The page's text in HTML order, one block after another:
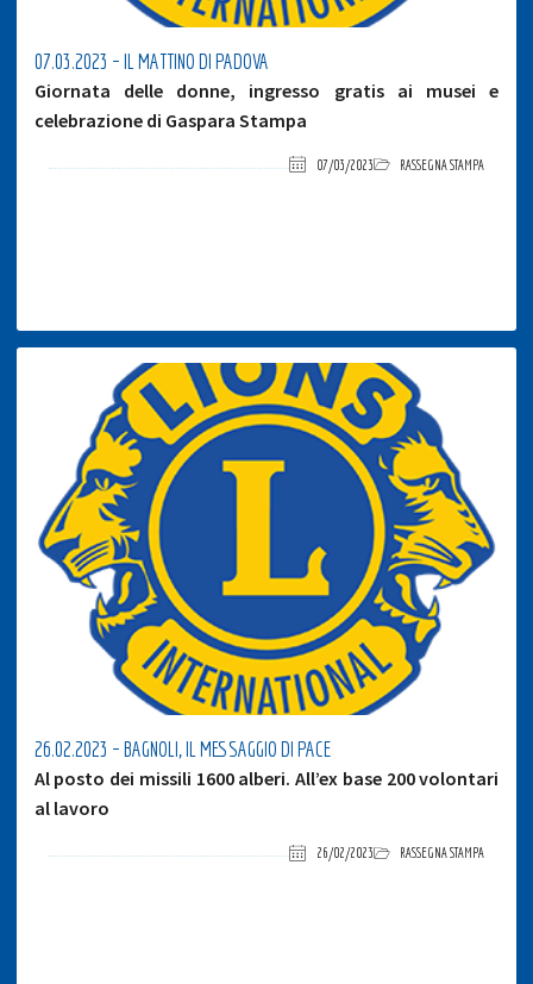
07.03.2023 – IL MATTINO DI PADOVA
Giornata delle donne, ingresso gratis ai musei e
celebrazione di Gaspara Stampa
07/03/2023 RASSEGNA STAMPA
26.02.2023 – BAGNOLI, IL MESSAGGIO DI PACE
Al posto dei missili 1600 alberi. All’ex base 200 volontari
al lavoro
26/02/2023 RASSEGNA STAMPA